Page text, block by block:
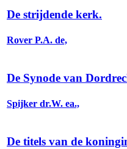
De strijdende kerk.
Rover P.A. de,
De Synode van
Spijker dr.W. ea.,
De titels van de